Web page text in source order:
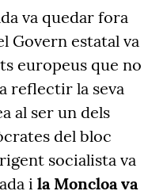
va quedar fora
Govern estatal va
europeus que no
reflectir la seva
al ser un dels
del bloc
socialista va
i la Moncloa va